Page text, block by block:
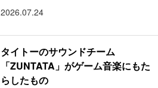
2026.07.24
タイトーのサウンドチーム
「ZUNTATA」がゲーム音楽にもた
らしたもの